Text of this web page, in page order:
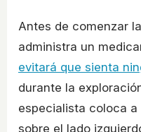
Antes de comenzar
administra un
evitará que sienta
durante la
especialista coloca
sobre el lado